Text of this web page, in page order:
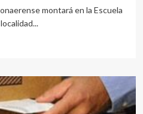
montará en la Escuela